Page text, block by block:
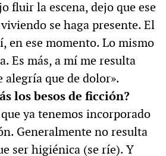
fluir la escena, dejo que ese
se haga presente. El
en ese momento. Lo mismo
Es más, a mí me resulta
que de dolor».
los besos de ficción?
ya tenemos incorporado
Generalmente no resulta
ser higiénica (se ríe). Y